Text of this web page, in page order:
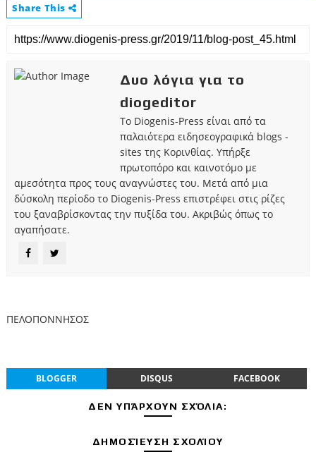
Share This
Δυο λόγια για το
diogeditor
Το Diogenis-Press είναι από τα
παλαιότερα ειδησεογραφικά blogs -
sites της Κορινθίας. Υπήρξε
πρωτοπόρο και καινοτόμο με
αμεσότητα προς τους αναγνώστες του. Μετά από μια
δύσκολη περίοδο το Diogenis-Press επιστρέφει στις ρίζες
του ξαναβρίσκοντας την πυξίδα του. Ακριβώς όπως το
αγαπήσατε.
ΠΕΛΟΠΟΝΝΗΣΟΣ
BLOGGER DISQUS FACEBOOK
ΔΕΝ ΥΠΆΡΧΟΥΝ ΣΧΌΛΙΑ:
ΔΗΜΟΣΊΕΥΣΗ ΣΧΟΛΊΟΥ